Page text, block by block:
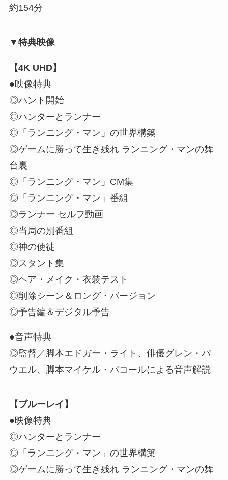
約154分
▼特典映像
【4K UHD】
●映像特典
◎ハント開始
◎ハンターとランナー
◎「ランニング・マン」の世界構築
◎ゲームに勝って生き残れ ランニング・マンの舞
台裏
◎「ランニング・マン」CM集
◎「ランニング・マン」番組
◎ランナー セルフ動画
◎当局の別番組
◎神の使徒
◎スタント集
◎ヘア・メイク・衣装テスト
◎削除シーン＆ロング・バージョン
◎予告編＆デジタル予告
●音声特典
◎監督／脚本エドガー・ライト、俳優グレン・パ
ウエル、脚本マイケル・バコールによる音声解説
【ブルーレイ】
●映像特典
◎ハンターとランナー
◎「ランニング・マン」の世界構築
◎ゲームに勝って生き残れ ランニング・マンの舞